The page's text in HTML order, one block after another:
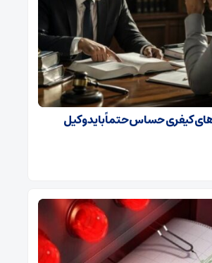
کیفری حساس حتماً باید وکیل